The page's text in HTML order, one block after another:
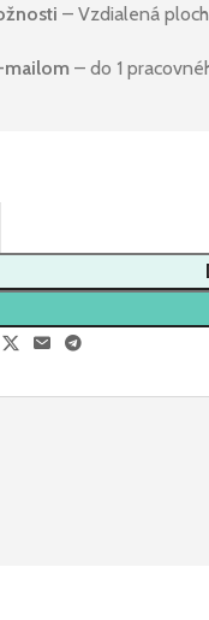
– Vzdialená
mailom – do 1